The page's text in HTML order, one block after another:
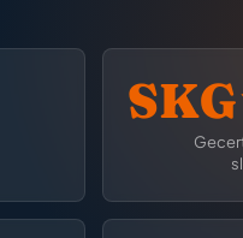
SKG